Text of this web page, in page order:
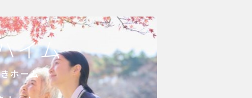
イム
ホーム